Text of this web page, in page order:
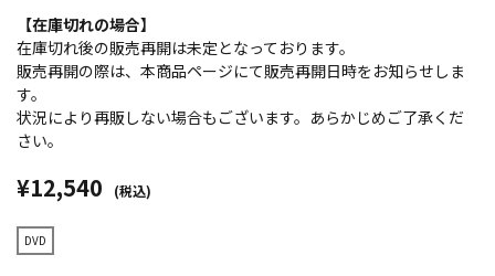
【在庫切れの場合】
在庫切れ後の販売再開は未定となっております。
販売再開の際は、本商品ページにて販売再開日時をお知らせしま
す。
状況により再販しない場合もございます。あらかじめご了承くだ
さい。
¥12,540 (税込)
DVD